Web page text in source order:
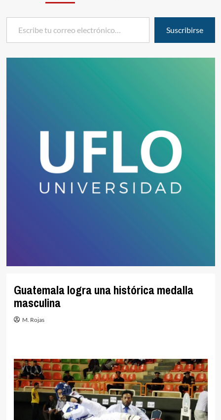
Guatemala logra una histórica medalla
masculina
M. Rojas
Escribe tu correo electrónico…
Suscribirse